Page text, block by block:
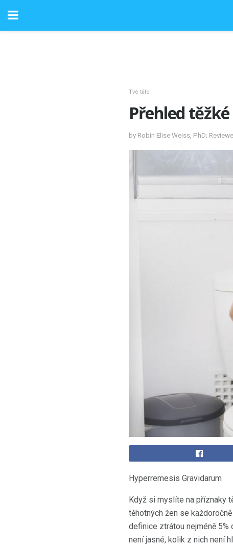
Tvé tělo
Přehled
by Robin Elise Weiss, PhD;
Hyperremesis Gravidarum
Když si myslíte na příznaky
těhotných žen se
definice ztrátou nejméně
není jasné, kolik z nich není